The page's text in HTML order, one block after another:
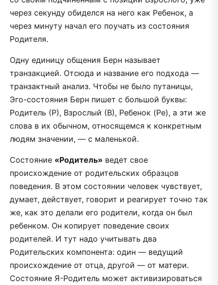
через секунду обиделся на него как Ребенок, а
через минуту начал его поучать из состояния
Родителя.
Одну единицу общения Берн называет
транзакцией. Отсюда и название его подхода —
транзактный анализ. Чтобы не было путаницы,
Эго-состояния Берн пишет с большой буквы:
Родитель (Р), Взрослый (В), Ребенок (Ре), а эти же
слова в их обычном, относящемся к конкретным
людям значении, — с маленькой.
Состояние «Родитель» ведет свое
происхождение от родительских образцов
поведения. В этом состоянии человек чувствует,
думает, действует, говорит и реагирует точно так
же, как это делали его родители, когда он был
ребенком. Он копирует поведение своих
родителей. И тут надо учитывать два
Родительских компонента: один — ведущий
происхождение от отца, другой — от матери.
Состояние Я-Родитель может активизироваться